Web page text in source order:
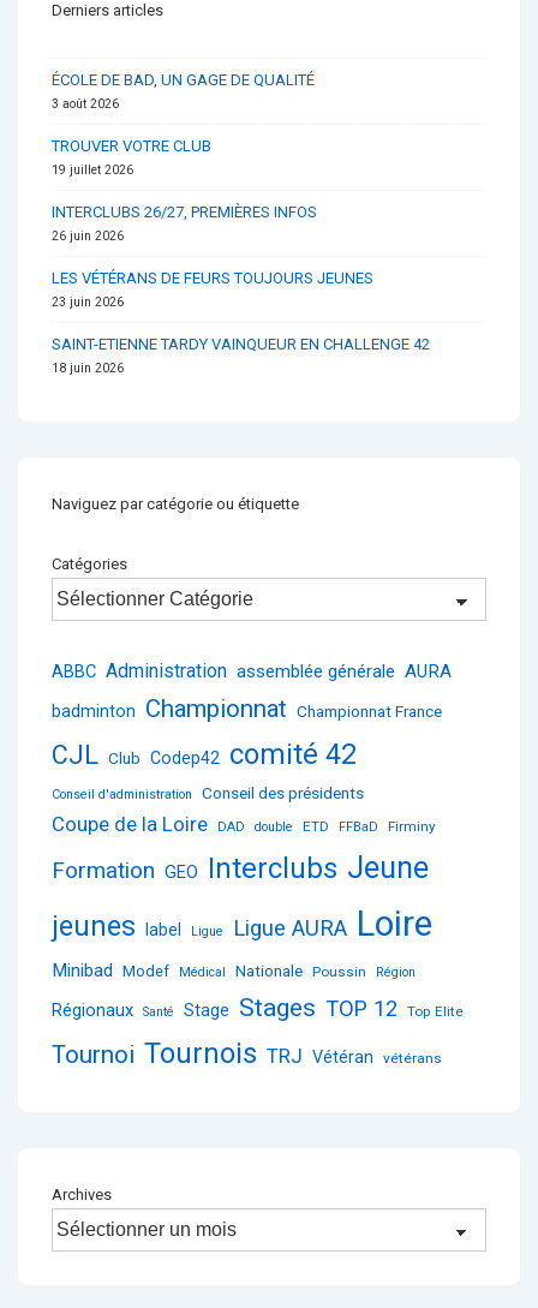
Derniers articles
ÉCOLE DE BAD, UN GAGE DE QUALITÉ
3 août 2026
TROUVER VOTRE CLUB
19 juillet 2026
INTERCLUBS 26/27, PREMIÈRES INFOS
26 juin 2026
LES VÉTÉRANS DE FEURS TOUJOURS JEUNES
23 juin 2026
SAINT-ETIENNE TARDY VAINQUEUR EN CHALLENGE 42
18 juin 2026
Naviguez par catégorie ou étiquette
Catégories
ABBC Administration assemblée générale AURA
badminton Championnat Championnat France
CJL Club Codep42 comité 42
Conseil d'administration Conseil des présidents
Coupe de la Loire DAD double ETD FFBaD Firminy
Formation GEO Interclubs Jeune
jeunes label Ligue Ligue AURA Loire
Minibad Modef Médical Nationale Poussin Région
Régionaux Santé Stage Stages TOP 12 Top Elite
Tournoi Tournois TRJ Vétéran vétérans
Archives